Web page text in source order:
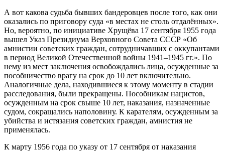
А вот какова судьба бывших бандеровцев после того, как они
оказались по приговору суда «в местах не столь отдалённых».
Но, вероятно, по инициативе Хрущёва 17 сентября 1955 года
вышел Указ Президиума Верховного Совета СССР «Об
амнистии советских граждан, сотрудничавших с оккупантами
в период Великой Отечественной войны 1941–1945 гг.». По
нему из мест заключения освобождались лица, осужденные за
пособничество врагу на срок до 10 лет включительно.
Аналогичные дела, находившиеся к этому моменту в стадии
расследования, были прекращены. Пособникам нацистов,
осужденным на срок свыше 10 лет, наказания, назначенные
судом, сокращались наполовину. К карателям, осужденным за
убийства и истязания советских граждан, амнистия не
применялась.
К марту 1956 года по указу от 17 сентября от наказания